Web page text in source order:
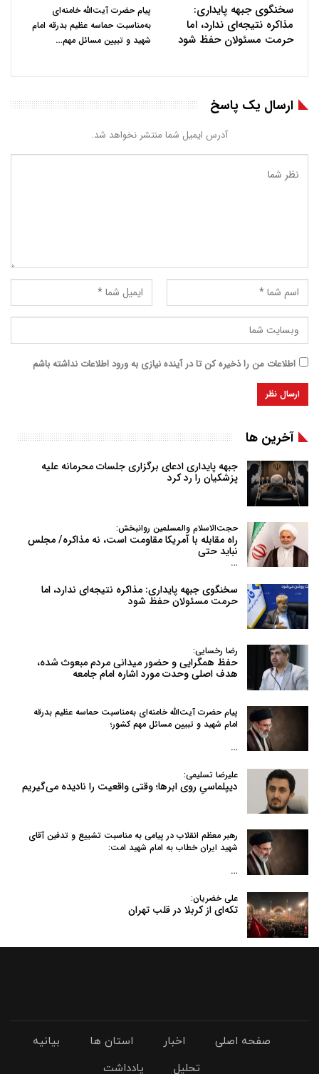
سخنگوی جبهه پایداری:
مذاکره نتیجه‌ای ندارد، اما
حرمت مسئولان حفظ شود
پیام حضرت آیت‌الله خامنه‌ای
به‌مناسبت حماسه عظیم بدرقه امام
شهید و تبیین مسائل مهم…
ارسال یک پاسخ
آدرس ایمیل شما منتشر نخواهد شد.
اطلاعات من را ذخیره کن تا در آینده نیازی به ورود اطلاعات نداشته باشم
آخرین ها
جبهه پایداری ادعای برگزاری جلسات محرمانه علیه
پزشکیان را رد کرد
حجت‌الاسلام والمسلمین روانبخش:
راه مقابله با آمریکا مقاومت است، نه مذاکره/ مجلس
نباید حتی
…
سخنگوی جبهه پایداری: مذاکره نتیجه‌ای ندارد، اما
حرمت مسئولان حفظ شود
رضا رخسایی:
حفظ همگرایی و حضور میدانی مردم مبعوث شده،
هدف اصلی وحدت مورد اشاره امام جامعه
پیام حضرت آیت‌الله خامنه‌ای به‌مناسبت حماسه عظیم بدرقه
امام شهید و تبیین مسائل مهم کشور؛
…
علیرضا تسلیمی:
دیپلماسیِ روی ابرها؛ وقتی واقعیت را نادیده می‌گیریم
رهبر معظم انقلاب در پیامی به‌ مناسبت تشییع و تدفین آقای
شهید ایران خطاب به امام شهید امت:
…
علی خضریان:
تکه‌ای از کربلا در قلب تهران
صفحه اصلی اخبار استان ها
بیانیه
تحلیل
یادداشت